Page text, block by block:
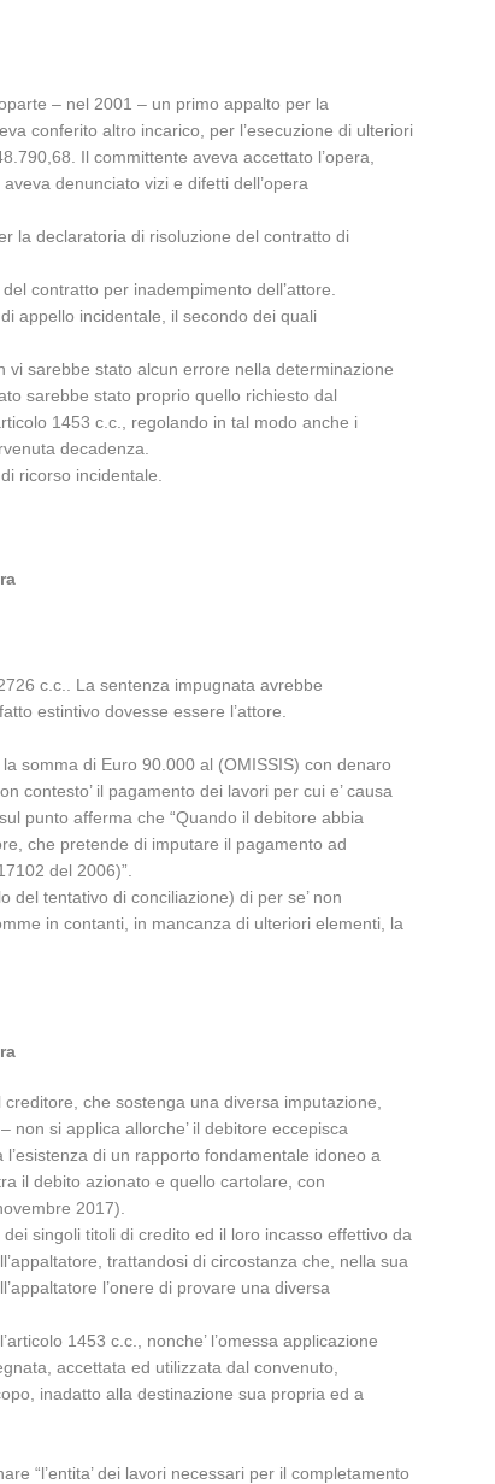
– nel 2001 – un primo appalto per la
conferito altro incarico, per l’esecuzione di ulteriori
Il committente aveva accettato l’opera,
denunciato vizi e difetti dell’opera
la declaratoria di risoluzione del contratto di
contratto per inadempimento dell’attore.
appello incidentale, il secondo dei quali
vi sarebbe stato alcun errore nella determinazione
sarebbe stato proprio quello richiesto dal
1453 c.c., regolando in tal modo anche i
decadenza.
ricorso incidentale.
c.c.. La sentenza impugnata avrebbe
estintivo dovesse essere l’attore.
somma di Euro 90.000 al (OMISSIS) con denaro
contesto’ il pagamento dei lavori per cui e’ causa
punto afferma che “Quando il debitore abbia
che pretende di imputare il pagamento ad
del 2006)”.
tentativo di conciliazione) di per se’ non
in contanti, in mancanza di ulteriori elementi, la
che sostenga una diversa imputazione,
non si applica allorche’ il debitore eccepisca
di un rapporto fondamentale idoneo a
il debito azionato e quello cartolare, con
2017).
singoli titoli di credito ed il loro incasso effettivo da
trattandosi di circostanza che, nella sua
l’onere di provare una diversa
1453 c.c., nonche’ l’omessa applicazione
accettata ed utilizzata dal convenuto,
inadatto alla destinazione sua propria ed a
“l’entita’ dei lavori necessari per il completamento